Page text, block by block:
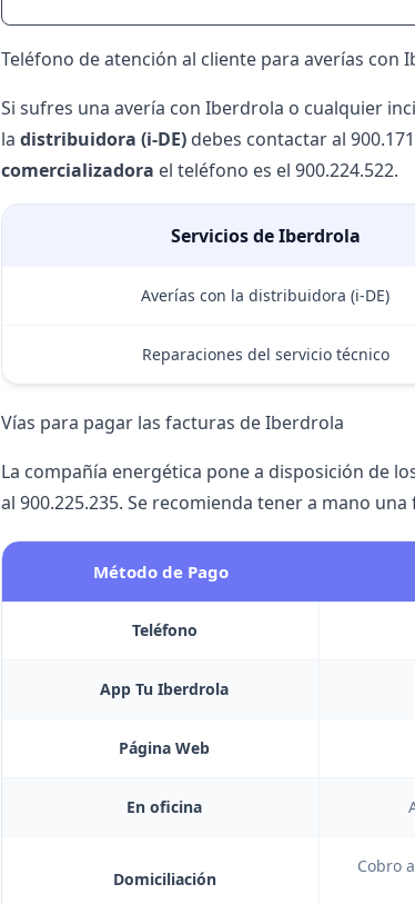
Teléfono de atención al cliente para averías con
Si sufres una avería con Iberdrola o cualquier
la distribuidora (i-DE)debes contactar al
comercializadora el teléfono es el 900.224.522.
Servicios de Iberdrola
Averías con la distribuidora (i-DE)
Reparaciones del servicio técnico
Vías para pagar las facturas de Iberdrola
La compañía energética pone a disposición de
al 900.225.235. Se recomienda tener a mano
Método de Pago
Teléfono
App Tu Iberdrola
Página Web
En oficina
Domiciliación
Cobro